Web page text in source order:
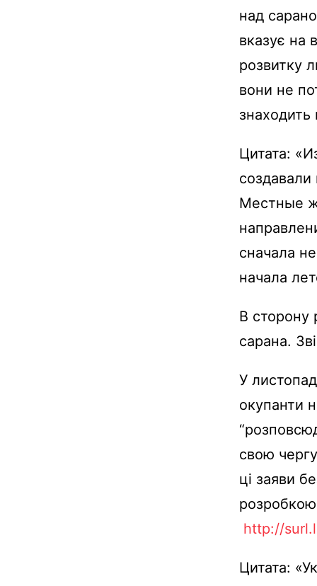
над
вказує на
розвитку
вони не
знаходить
Цитата:
Местные
сначала
начала
В сторону
сарана.
У
окупанти
свою
ці заяви
розробкою
http://
Цитата: